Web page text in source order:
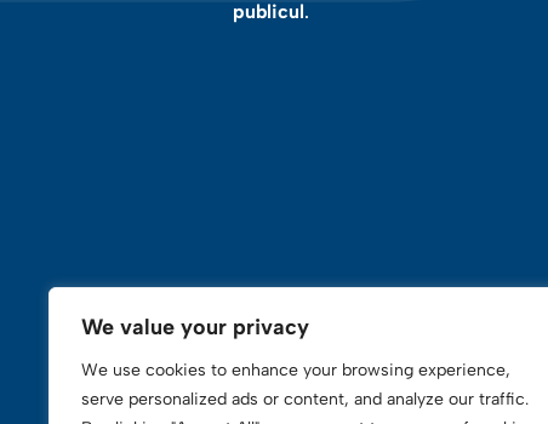
We value your privacy
We use cookies to enhance your browsing experience,
serve personalized ads or content, and analyze our traffic.
publicul.